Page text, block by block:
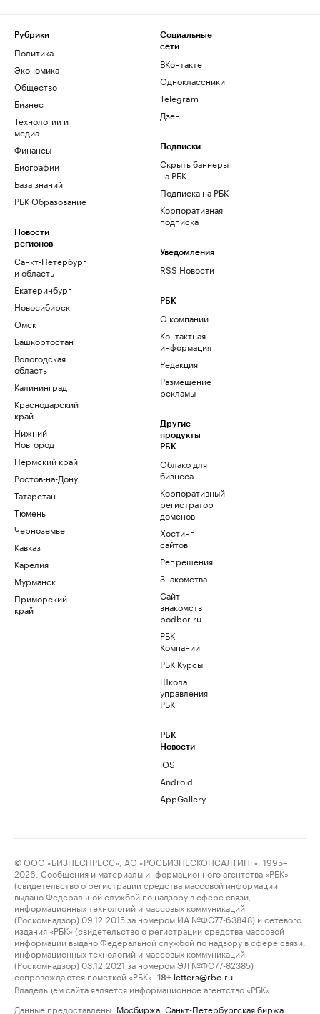
Рубрики
Политика
Экономика
Общество
Бизнес
Технологии и
медиа
Финансы
Биографии
База знаний
РБК Образование
Новости
регионов
Санкт-Петербург
и область
Екатеринбург
Новосибирск
Омск
Башкортостан
Вологодская
область
Калининград
Краснодарский
край
Нижний
Новгород
Пермский край
Ростов-на-Дону
Татарстан
Тюмень
Черноземье
Кавказ
Карелия
Мурманск
Приморский
край
Социальные
сети
ВКонтакте
Одноклассники
Telegram
Дзен
Подписки
Скрыть баннеры
на РБК
Подписка на РБК
Корпоративная
подписка
Уведомления
RSS Новости
РБК
О компании
Контактная
информация
Редакция
Размещение
рекламы
Другие
продукты
РБК
Облако для
бизнеса
Корпоративный
регистратор
доменов
Хостинг
сайтов
Рег.решения
Знакомства
Сайт
знакомств
podbor.ru
РБК
Компании
РБК Курсы
Школа
управления
РБК
РБК
Новости
iOS
Android
AppGallery
© ООО «БИЗНЕСПРЕСС», АО «РОСБИЗНЕСКОНСАЛТИНГ», 1995–
2026. Сообщения и материалы информационного агентства «РБК»
(свидетельство о регистрации средства массовой информации
выдано Федеральной службой по надзору в сфере связи,
информационных технологий и массовых коммуникаций
(Роскомнадзор) 09.12.2015 за номером ИА №ФС77-63848) и сетевого
издания «РБК» (свидетельство о регистрации средства массовой
информации выдано Федеральной службой по надзору в сфере связи,
информационных технологий и массовых коммуникаций
(Роскомнадзор) 03.12.2021 за номером ЭЛ №ФС77-82385)
сопровождаются пометкой «РБК».
18+ letters@rbc.ru
Владельцем сайта является информационное агентство «РБК».
Данные предоставлены: Мосбиржа Санкт-Петербургская биржа